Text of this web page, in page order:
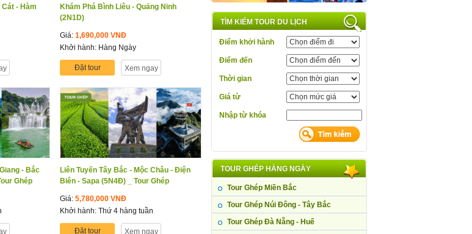
TÌM KIẾM TOUR DU LỊCH
Điểm khởi hành
Điểm đến
Thời gian
Giá từ
Nhập từ khóa
TOUR GHÉP HÀNG NGÀY
Tour Ghép Miền Bắc
Tour Ghép Núi Đông - Tây Bắc
Tour Ghép Đà Nẵng - Huế
- Hàm
Khám Phá Bình Liêu - Quảng Ninh
(2N1D)
Giá: 1,690,000 VNĐ
Khởi hành: Hàng Ngày
Đặt tour Xem ngay
- Bắc
Ghép
Liên Tuyến Tây Bắc - Mộc Châu - Điện
Biên - Sapa (5N4Đ) _ Tour Ghép
Giá: 5,780,000 VNĐ
Khởi hành: Thứ 4 hàng tuần
Đặt tour Xem ngay